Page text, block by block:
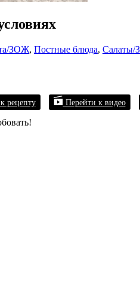
ЗОЖ, Постные блюда, Салаты/
рецепту Перейти к видео